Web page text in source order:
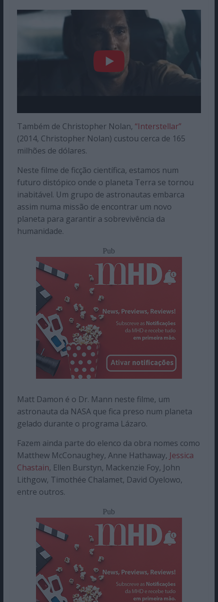
Também de Christopher Nolan, “Interstellar”
(2014, Christopher Nolan) custou cerca de 165
milhões de dólares.
Neste filme de ficção científica, estamos num
futuro distópico onde o planeta Terra se tornou
inabitável. Um grupo de astronautas embarca
assim numa missão de encontrar um novo
planeta para garantir a sobrevivência da
humanidade.
Pub
Matt Damon é o Dr. Mann neste filme, um
astronauta da NASA que fica preso num planeta
gelado durante o programa Lázaro.
Fazem ainda parte do elenco da obra nomes como
Matthew McConaughey, Anne Hathaway, Jessica
Chastain, Ellen Burstyn, Mackenzie Foy, John
Lithgow, Timothée Chalamet, David Oyelowo,
entre outros.
Pub